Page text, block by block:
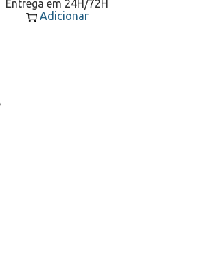
Entrega em 24H/72H
Adicionar